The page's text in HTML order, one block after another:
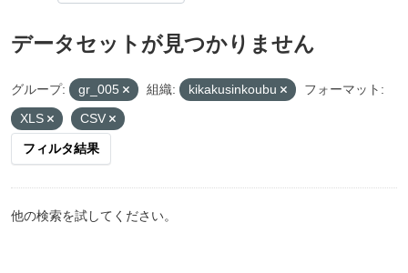
データセットが見つかりません
グループ: gr_005 組織: kikakusinkoubu
フォーマット:
XLS
CSV
フィルタ結果
他の検索を試してください。